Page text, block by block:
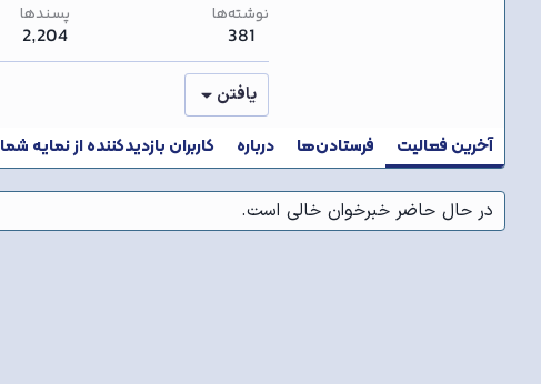
نوشته‌ها
381
پسندها
2,204
یافتن
آخرین فعالیت فرستادن‌ها درباره کاربران بازدیدکننده از نمایه شما
در حال حاضر خبرخوان خالی است.